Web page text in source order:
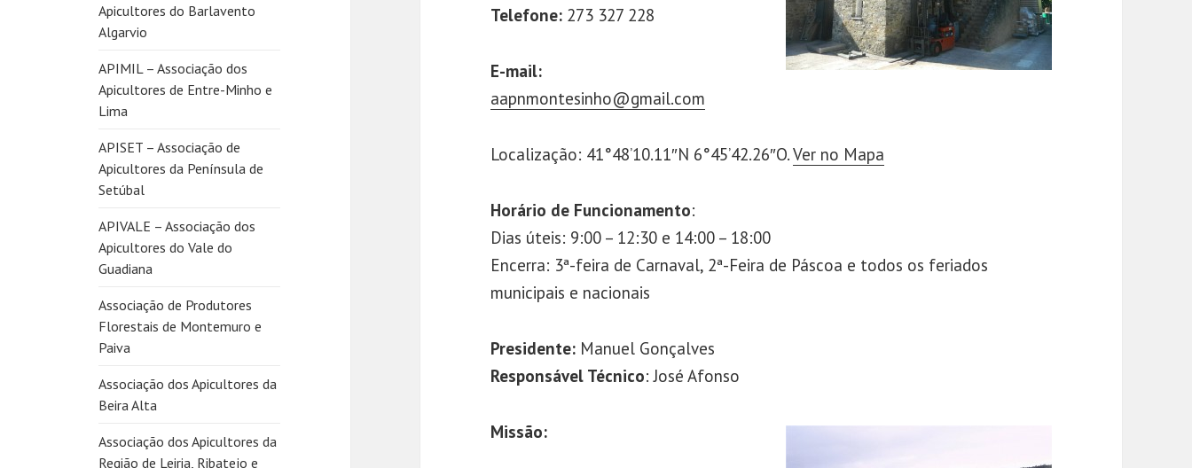
Apicultores do Barlavento
Algarvio
APIMIL – Associação dos
Apicultores de Entre-Minho e
Lima
APISET – Associação de
Apicultores da Península de
Setúbal
APIVALE – Associação dos
Apicultores do Vale do
Guadiana
Associação de Produtores
Florestais de Montemuro e
Paiva
Associação dos Apicultores da
Beira Alta
Associação dos Apicultores da
Região de Leiria, Ribatejo e
Telefone: 273 327 228
E-mail:
aapnmontesinho@gmail.com
Localização: 41°48’10.11″N 6°45’42.26″O.Ver no Mapa
Horário de Funcionamento:
Dias úteis: 9:00 – 12:30 e 14:00 – 18:00
Encerra: 3ª-feira de Carnaval, 2ª-Feira de Páscoa e todos os feriados
municipais e nacionais
Presidente: Manuel Gonçalves
Responsável Técnico: José Afonso
Missão: